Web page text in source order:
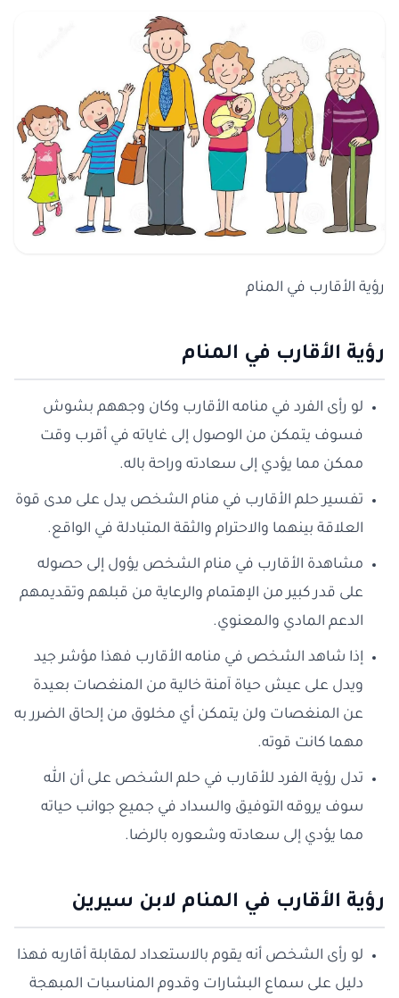
رؤية الأقارب في المنام
رؤية الأقارب في المنام
لو رأى الفرد في منامه الأقارب وكان وجههم بشوش
فسوف يتمكن من الوصول إلى غاياته في أقرب وقت
ممكن مما يؤدي إلى سعادته وراحة باله.
تفسير حلم الأقارب في منام الشخص يدل على مدى قوة
العلاقة بينهما والاحترام والثقة المتبادلة في الواقع.
مشاهدة الأقارب في منام الشخص يؤول إلى حصوله
على قدر كبير من الإهتمام والرعاية من قبلهم وتقديمهم
الدعم المادي والمعنوي.
إذا شاهد الشخص في منامه الأقارب فهذا مؤشر جيد
ويدل على عيش حياة آمنة خالية من المنغصات بعيدة
عن المنغصات ولن يتمكن أي مخلوق من إلحاق الضرر به
مهما كانت قوته.
تدل رؤية الفرد للأقارب في حلم الشخص على أن الله
سوف يروقه التوفيق والسداد في جميع جوانب حياته
مما يؤدي إلى سعادته وشعوره بالرضا.
رؤية الأقارب في المنام لابن سيرين
لو رأى الشخص أنه يقوم بالاستعداد لمقابلة أقاربه فهذا
دليل على سماع البشارات وقدوم المناسبات المبهجة